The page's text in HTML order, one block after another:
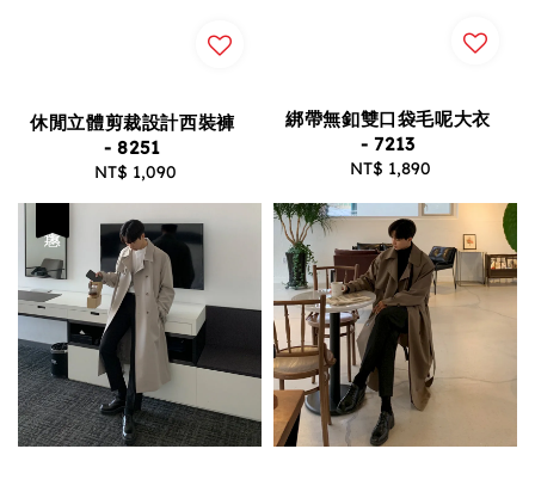
休閒立體剪裁設計西裝褲
- 8251
Regular
NT$ 1,090
綁帶無釦雙口袋毛呢大衣
- 7213
Regular
NT$ 1,890